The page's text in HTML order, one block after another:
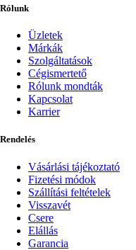
Rólunk
Üzletek
Márkák
Szolgáltatások
Cégismertető
Rólunk mondták
Kapcsolat
Karrier
Rendelés
Vásárlási tájékoztató
Fizetési módok
Szállítási feltételek
Visszavét
Csere
Elállás
Garancia